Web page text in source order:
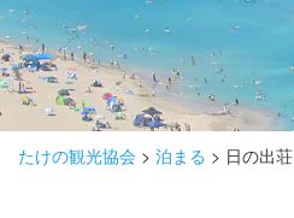
泊まる
おみやげ
たけの観光協会 > 泊まる > 日の出荘